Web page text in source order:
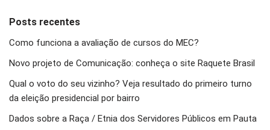
Posts recentes
Como funciona a avaliação de cursos do MEC?
Novo projeto de Comunicação: conheça o site Raquete Brasil
Qual o voto do seu vizinho? Veja resultado do primeiro turno
da eleição presidencial por bairro
Dados sobre a Raça / Etnia dos Servidores Públicos em Pauta